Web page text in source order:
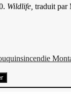
Wildlife, traduit par
incendie